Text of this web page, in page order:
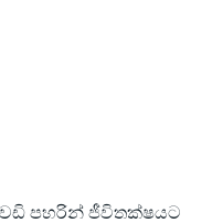
පහරින් ජීවිතක්ෂයට